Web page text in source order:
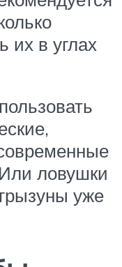
их в углах
ловушки
уже